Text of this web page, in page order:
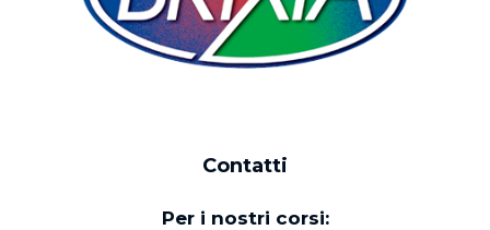
Contatti
Per i nostri corsi: